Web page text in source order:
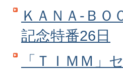
ＫＡＮＡ‐ＢＯ
記念特番26日
「ＴＩＭＭ」